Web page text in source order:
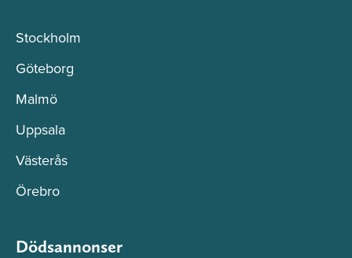
Stockholm
Göteborg
Malmö
Uppsala
Västerås
Örebro
Dödsannonser